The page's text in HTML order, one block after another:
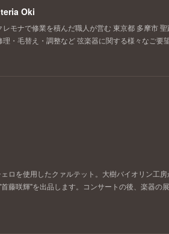
Oki
モナで修業を積んだ職人が営む 東京都 多摩市
・毛替え・調整など 弦楽器に関する様々なご要
ロを使用したクァルテット。大樹バイオリン工
藤咲輝"を出品します。コンサートの後、楽器の展